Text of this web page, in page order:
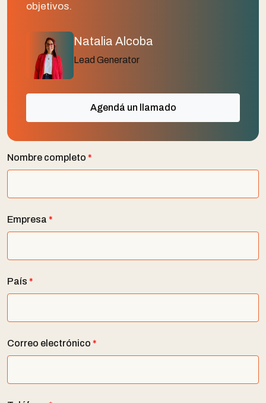
objetivos.
Natalia Alcoba
Lead Generator
Agendá un llamado
Nombre completo *
Empresa *
País *
Correo electrónico *